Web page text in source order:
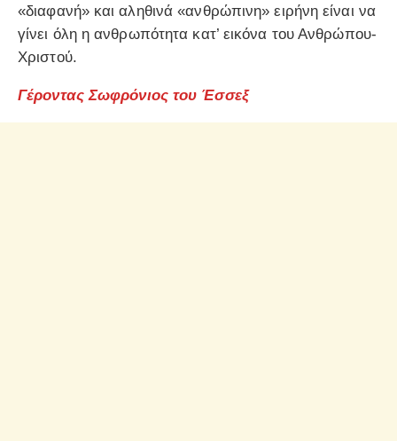
«διαφανή» και αληθινά «ανθρώπινη» ειρήνη είναι να
γίνει όλη η ανθρωπότητα κατ’ εικόνα του Ανθρώπου-
Χριστού.
Γέροντας Σωφρόνιος του Έσσεξ